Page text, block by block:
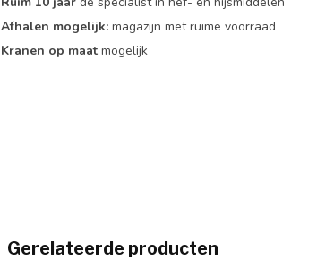
Afhalen mogelijk: magazijn met ruime voorraad
Kranen op maatmogelijk
Gerelateerde producten